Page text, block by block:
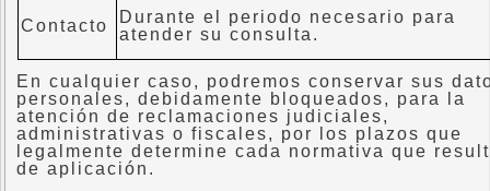
Contacto
Durante el periodo necesario para
atender su consulta.
En cualquier caso, podremos conservar sus
personales, debidamente bloqueados, para la
atención de reclamaciones judiciales,
administrativas o fiscales, por los plazos que
legalmente determine cada normativa que
de aplicación.